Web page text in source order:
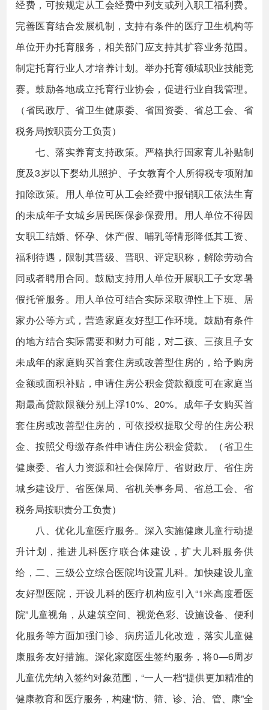
经费，可按规定从工会经费中列支或列入职工福利费。
完善医育结合发展机制，支持有条件的医疗卫生机构等
单位开办托育服务，相关部门应支持其扩容业务范围。
制定托育行业人才培养计划。举办托育领域职业技能竞
赛。鼓励各地成立托育行业协会，促进行业自我管理。
（省民政厅、省卫生健康委、省国资委、省总工会、省
税务局按职责分工负责）
七、落实养育支持政策。严格执行国家育儿补贴制
度及3岁以下婴幼儿照护、子女教育个人所得税专项附加
扣除政策。用人单位可从工会经费中报销职工依法生育
的未成年子女城乡居民医保参保费用。用人单位不得因
女职工结婚、怀孕、休产假、哺乳等情形降低其工资、
福利待遇，限制其晋级、晋职、评定职称，解除劳动合
同或者聘用合同。鼓励支持用人单位开展职工子女寒暑
假托管服务。用人单位可结合实际采取弹性上下班、居
家办公等方式，营造家庭友好型工作环境。鼓励有条件
的地方结合实际需要和财力可能，对二孩、三孩且子女
未成年的家庭购买首套住房或改善型住房的，给予购房
金额或面积补贴，申请住房公积金贷款额度可在家庭当
期最高贷款限额分别上浮10%、20%。成年子女购买首
套住房或改善型住房的，可依授权提取父母的住房公积
金、按照父母缴存条件申请住房公积金贷款。（省卫生
健康委、省人力资源和社会保障厅、省财政厅、省住房
城乡建设厅、省医保局、省机关事务局、省总工会、省
税务局按职责分工负责）
八、优化儿童医疗服务。深入实施健康儿童行动提
升计划，推进儿科医疗联合体建设，扩大儿科服务供
给，二、三级公立综合医院均设置儿科。加快建设儿童
友好型医院，开设儿科的医疗机构应引入“1米高度看医
院”儿童视角，从建筑空间、视觉色彩、设施设备、便利
化服务等方面加强门诊、病房适儿化改造，落实儿童健
康服务友好措施。深化家庭医生签约服务，将0—6周岁
儿童优先纳入签约对象范围，“一人一档”提供更加精准的
健康教育和医疗服务，构建“防、筛、诊、治、管、康”全